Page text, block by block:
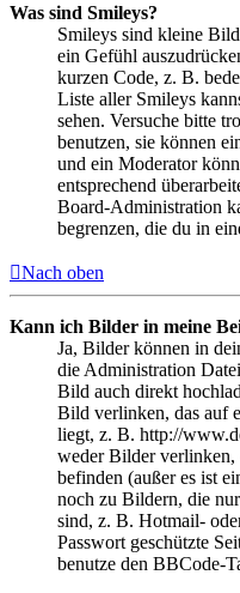
Was sind Smileys?
Smileys sind kleine
ein Gefühl
kurzen Code, z. B.
Liste aller Smileys
sehen. Versuche bitte
benutzen, sie können
und ein Moderator
entsprechend
Board-Administration
begrenzen, die du in
Nach oben
Kann ich Bilder in meine
Ja, Bilder können in
die Administration
Bild auch direkt
Bild verlinken, das auf
liegt, z. B. http://
weder Bilder verlinken,
befinden (außer es ist
noch zu Bildern, die
sind, z. B. Hotmail-
Passwort geschützte
benutze den BBCode-